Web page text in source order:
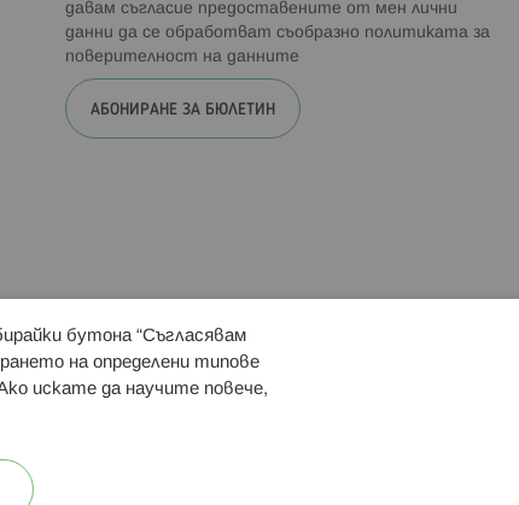
давам съгласие предоставените от мен лични
данни да се обработват съобразно политиката за
поверителност на данните
АБОНИРАНЕ ЗА БЮЛЕТИН
бутона “Съгласявам
на определени типове
искате да научите повече,